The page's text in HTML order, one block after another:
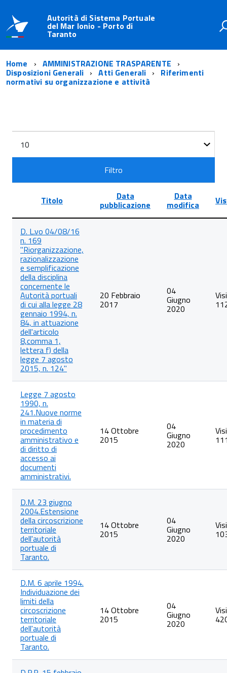
Autorità di Sistema Portuale
del Mar Ionio - Porto di
Taranto
Home AMMINISTRAZIONE TRASPARENTE
Disposizioni Generali Atti Generali Riferimenti
normativi su organizzazione e attività
Filtri
Filtro
degli
articoli
nella
categoria
Riferimenti
normativi
organizzazione
attività
Titolo Data
pubblicazione
Data
modifica
D. L.vo 04/08/16
n. 169
"Riorganizzazione,
razionalizzazione
e semplificazione
della disciplina
concernente le
Autorità portuali
di cui alla legge 28
gennaio 1994, n.
84, in attuazione
dell'articolo
8,comma 1,
lettera f) della
legge 7 agosto
2015, n. 124"
20 Febbraio
2017
04
Giugno
2020
Legge 7 agosto
1990, n.
241.Nuove norme
in materia di
procedimento
amministrativo e
di diritto di
accesso ai
documenti
amministrativi.
14 Ottobre
2015
04
Giugno
2020
D.M. 23 giugno
2004.Estensione
della circoscrizione
territoriale
dell'autorità
portuale di
Taranto.
14 Ottobre
2015
04
Giugno
2020
D.M. 6 aprile 1994.
Individuazione dei
limiti della
circoscrizione
territoriale
dell'autorità
portuale di
Taranto.
14 Ottobre
2015
04
Giugno
2020